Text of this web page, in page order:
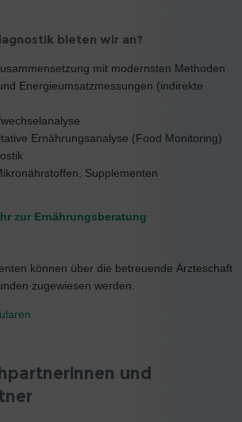
bieten wir an?
mit modernsten Methoden
Energieumsatzmessungen (indirekte
Ernährungsanalyse (Food Monitoring)
Supplementen
zur Ernährungsberatung
können über die betreuende Ärzteschaft
zugewiesen werden.
und